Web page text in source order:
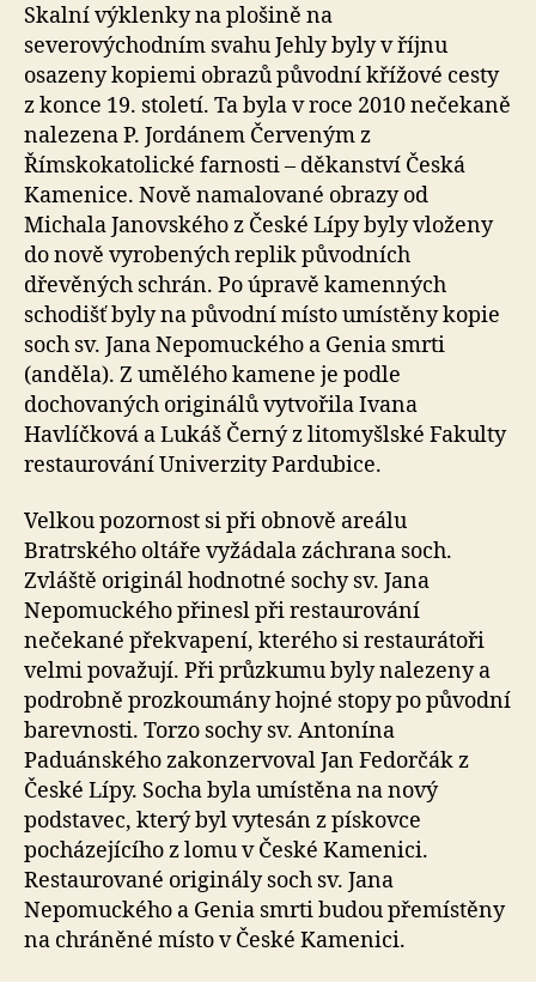
Skalní výklenky na plošině na
severovýchodním svahu Jehly byly v říjnu
osazeny kopiemi obrazů původní křížové cesty
z konce 19. století. Ta byla v roce 2010 nečekaně
nalezena P. Jordánem Červeným z
Římskokatolické farnosti – děkanství Česká
Kamenice. Nově namalované obrazy od
Michala Janovského z České Lípy byly vloženy
do nově vyrobených replik původních
dřevěných schrán. Po úpravě kamenných
schodišť byly na původní místo umístěny kopie
soch sv. Jana Nepomuckého a Genia smrti
(anděla). Z umělého kamene je podle
dochovaných originálů vytvořila Ivana
Havlíčková a Lukáš Černý z litomyšlské Fakulty
restaurování Univerzity Pardubice.
Velkou pozornost si při obnově areálu
Bratrského oltáře vyžádala záchrana soch.
Zvláště originál hodnotné sochy sv. Jana
Nepomuckého přinesl při restaurování
nečekané překvapení, kterého si restaurátoři
velmi považují. Při průzkumu byly nalezeny a
podrobně prozkoumány hojné stopy po původní
barevnosti. Torzo sochy sv. Antonína
Paduánského zakonzervoval Jan Fedorčák z
České Lípy. Socha byla umístěna na nový
podstavec, který byl vytesán z pískovce
pocházejícího z lomu v České Kamenici.
Restaurované originály soch sv. Jana
Nepomuckého a Genia smrti budou přemístěny
na chráněné místo v České Kamenici.